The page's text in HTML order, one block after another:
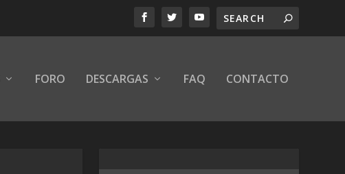
FORO DESCARGAS FAQ CONTACTO